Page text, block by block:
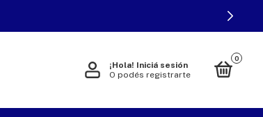
¡Hola! Iniciá sesión
O podés registrarte
0